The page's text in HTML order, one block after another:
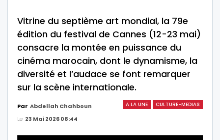
Vitrine du septième art mondial, la 79e
édition du festival de Cannes (12-23 mai)
consacre la montée en puissance du
cinéma marocain, dont le dynamisme, la
diversité et l’audace se font remarquer
sur la scène internationale.
A LA UNE CULTURE-MEDIAS
Par Abdellah Chahboun
Le 23 Mai 2026 08:44